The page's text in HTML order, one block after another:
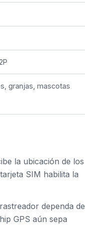
granjas, mascotas
la ubicación de los
SIM habilita la
dependa de
GPS aún sepa